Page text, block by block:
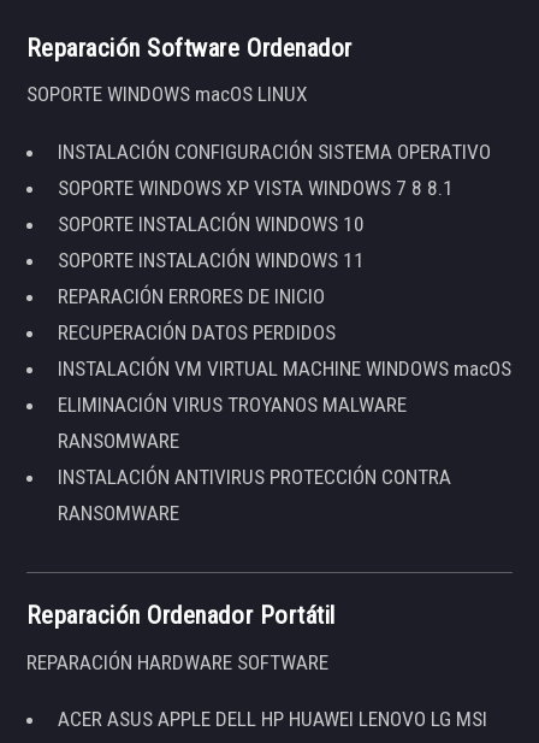
Reparación Software Ordenador
SOPORTE WINDOWS macOS LINUX
INSTALACIÓN CONFIGURACIÓN SISTEMA OPERATIVO
SOPORTE WINDOWS XP VISTA WINDOWS 7 8 8.1
SOPORTE INSTALACIÓN WINDOWS 10
SOPORTE INSTALACIÓN WINDOWS 11
REPARACIÓN ERRORES DE INICIO
RECUPERACIÓN DATOS PERDIDOS
INSTALACIÓN VM VIRTUAL MACHINE WINDOWS macOS
ELIMINACIÓN VIRUS TROYANOS MALWARE
RANSOMWARE
INSTALACIÓN ANTIVIRUS PROTECCIÓN CONTRA
RANSOMWARE
Reparación Ordenador Portátil
REPARACIÓN HARDWARE SOFTWARE
ACER ASUS APPLE DELL HP HUAWEI LENOVO LG MSI